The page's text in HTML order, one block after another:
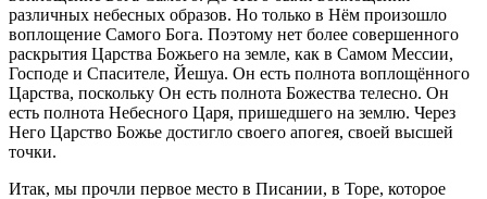
различных небесных образов. Но только в Нём произошло
воплощение Самого Бога. Поэтому нет более совершенного
раскрытия Царства Божьего на земле, как в Самом Мессии,
Господе и Спасителе, Йешуа. Он есть полнота воплощённого
Царства, поскольку Он есть полнота Божества телесно. Он
есть полнота Небесного Царя, пришедшего на землю. Через
Него Царство Божье достигло своего апогея, своей высшей
точки.
Итак, мы прочли первое место в Писании, в Торе, которое